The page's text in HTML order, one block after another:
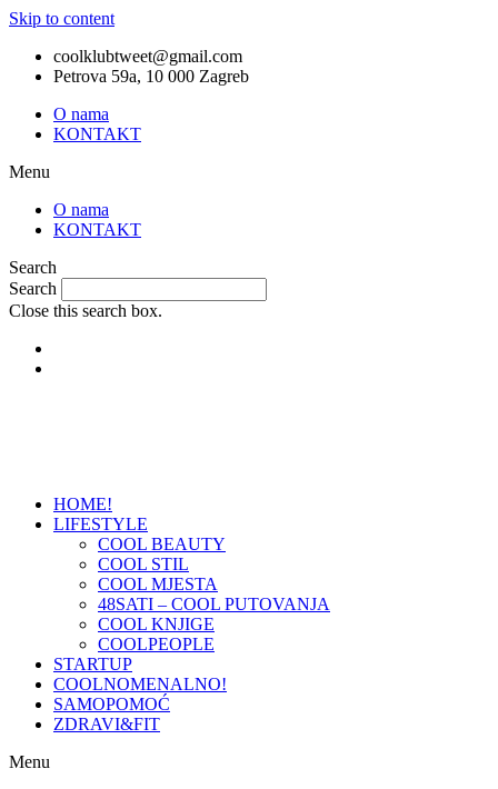
Skip to content
coolklubtweet@gmail.com
Petrova 59a, 10 000 Zagreb
O nama
KONTAKT
Menu
O nama
KONTAKT
Search
Search
Close this search box.
HOME!
LIFESTYLE
COOL BEAUTY
COOL STIL
COOL MJESTA
48SATI – COOL PUTOVANJA
COOL KNJIGE
COOLPEOPLE
STARTUP
COOLNOMENALNO!
SAMOPOMOĆ
ZDRAVI&FIT
Menu